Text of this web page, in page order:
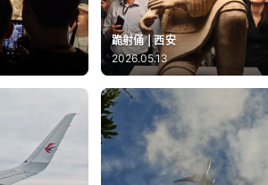
跪射俑 | 西安
2026.05.13